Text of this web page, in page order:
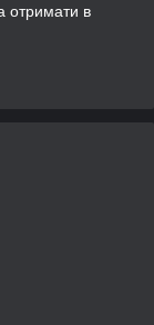
отримати в